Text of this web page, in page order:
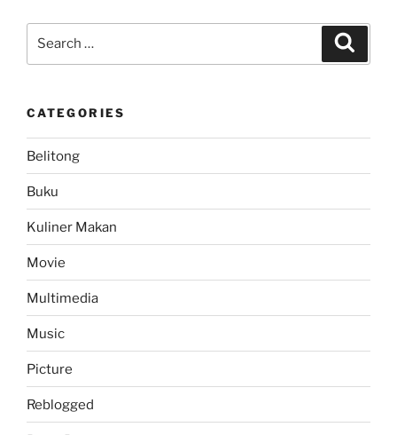
Half
2010/2011”
CATEGORIES
Belitong
Buku
Kuliner Makan
Movie
Multimedia
Music
Picture
Reblogged